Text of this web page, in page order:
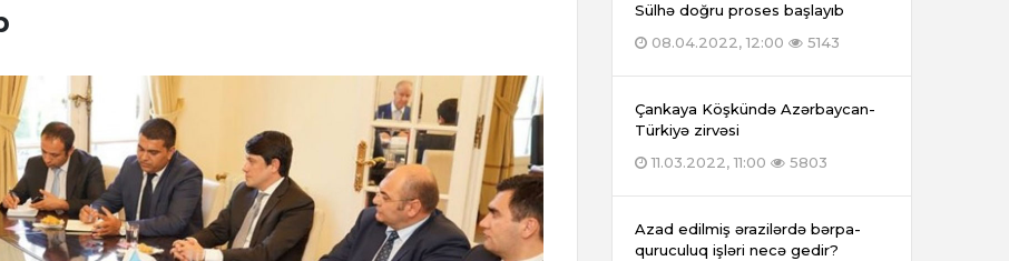
Sülhə doğru proses başlayıb
08.04.2022, 12:00
5143
Çankaya Köşkündə Azərbaycan-
Türkiyə zirvəsi
11.03.2022, 11:00
5803
Azad edilmiş ərazilərdə bərpa-
quruculuq işləri necə gedir?